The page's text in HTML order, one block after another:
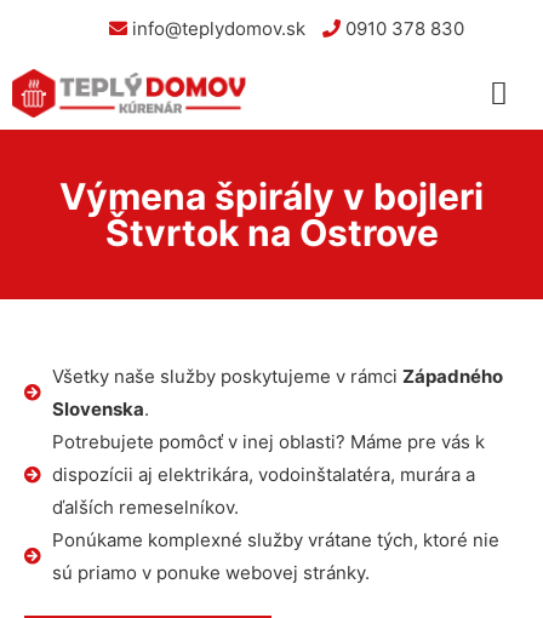
info@teplydomov.sk 0910 378 830
Výmena špirály v bojleri
Štvrtok na Ostrove
Všetky naše služby poskytujeme v rámci Západného
Slovenska.
Potrebujete pomôcť v inej oblasti? Máme pre vás k
dispozícii aj elektrikára, vodoinštalatéra, murára a
ďalších remeselníkov.
Ponúkame komplexné služby vrátane tých, ktoré nie
sú priamo v ponuke webovej stránky.